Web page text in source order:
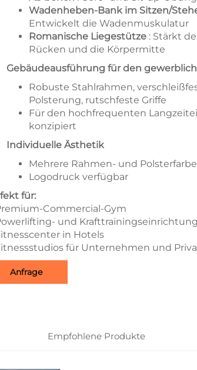
Wadenheben-Bank im Sitzen/
Entwickelt die Wadenmuskulatur
Romanische Liegestütze : Stärkt
Rücken und die Körpermitte
Gebäudeausführung für den
Robuste Stahlrahmen,
Polsterung, rutschfeste Griffe
Für den hochfrequenten
konzipiert
Individuelle Ästhetik
Mehrere Rahmen- und
Logodruck verfügbar
für:
Commercial-Gym
und
in Hotels
für Unternehmen und
Anfrage
Empfohlene Produkte